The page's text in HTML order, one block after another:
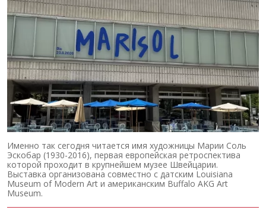
Именно так сегодня читается имя художницы Марии Соль
Эскобар (1930-2016), первая европейская ретроспектива
которой проходит в крупнейшем музее Швейцарии.
Выставка организована совместно с датским Louisiana
Museum of Modern Art и американским Buffalo AKG Art
Museum.